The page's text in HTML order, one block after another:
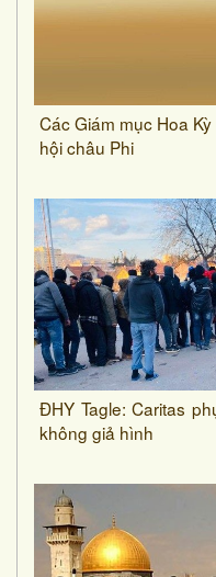
Các Giám mục Hoa
hội châu Phi
ĐHY Tagle: Caritas
không giả hình